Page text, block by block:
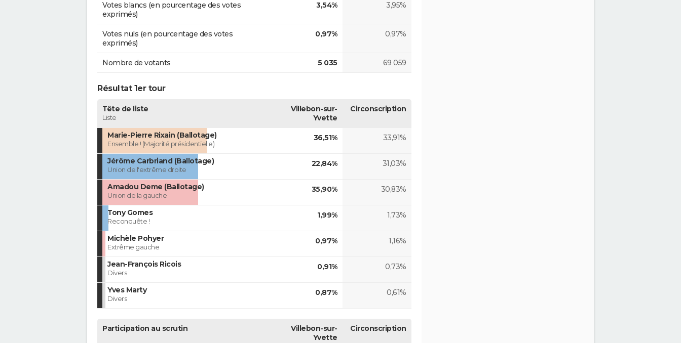
Votes blancs (en pourcentage des votes
exprimés)
3,54% 3,95%
Votes nuls (en pourcentage des votes
exprimés)
0,97% 0,97%
Nombre de votants 5 035 69 059
Résultat 1er tour
Tête de liste
Liste
Villebon-sur-
Yvette
Circonscription
Marie-Pierre Rixain (Ballotage)
Ensemble ! (Majorité présidentielle)
36,51% 33,91%
Jérôme Carbriand (Ballotage)
Union de l'extrême droite
22,84% 31,03%
Amadou Deme (Ballotage)
Union de la gauche
35,90% 30,83%
Tony Gomes
Reconquête !
1,99% 1,73%
Michèle Pohyer
Extrême gauche
0,97% 1,16%
Jean-François Ricois
Divers
0,91% 0,73%
Yves Marty
Divers
0,87% 0,61%
Participation au scrutin
Villebon-sur-
Yvette
Circonscription